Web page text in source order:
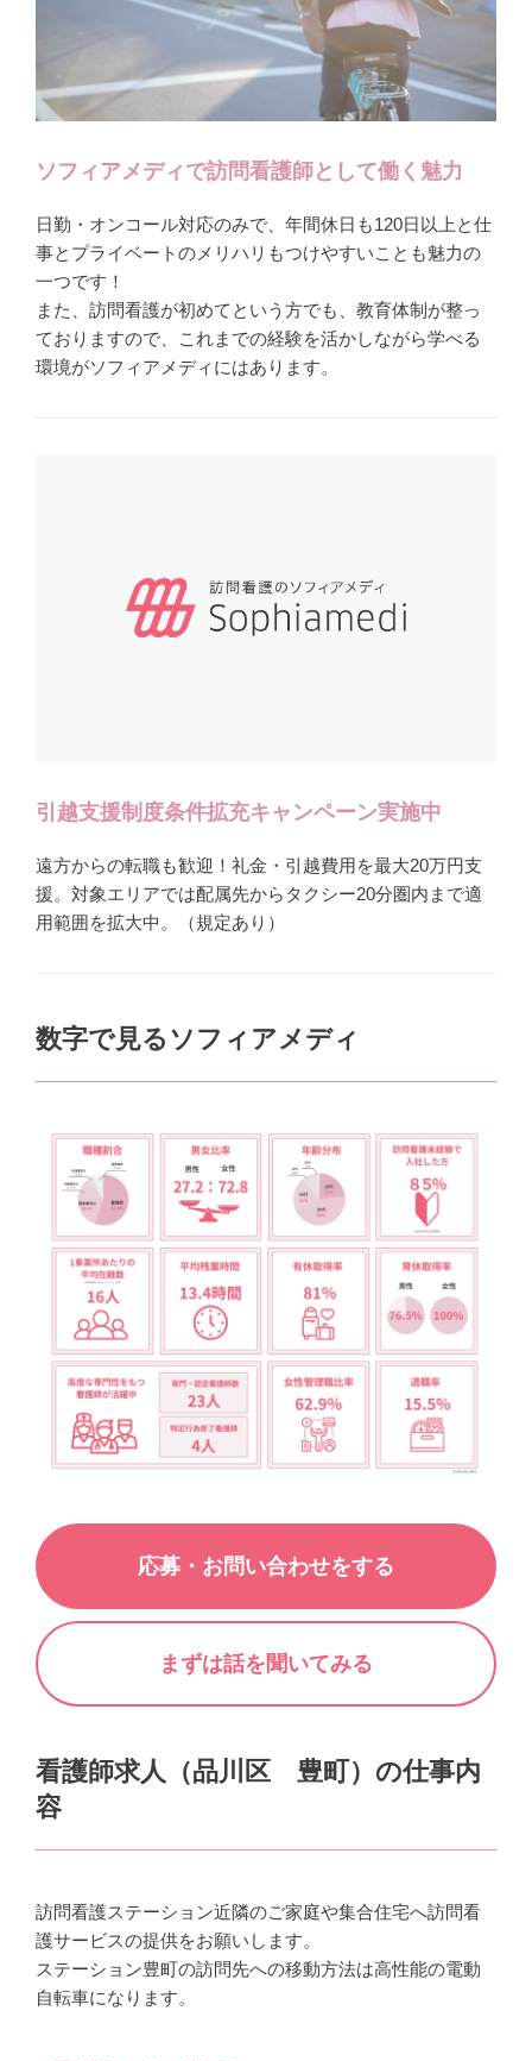
ソフィアメディで訪問看護師として働く魅力
日勤・オンコール対応のみで、年間休日も120日以上と仕
事とプライベートのメリハリもつけやすいことも魅力の
一つです！
また、訪問看護が初めてという方でも、教育体制が整っ
ておりますので、これまでの経験を活かしながら学べる
環境がソフィアメディにはあります。
引越支援制度条件拡充キャンペーン実施中
遠方からの転職も歓迎！礼金・引越費用を最大20万円支
援。対象エリアでは配属先からタクシー20分圏内まで適
用範囲を拡大中。（規定あり）
数字で見るソフィアメディ
応募・お問い合わせをする
まずは話を聞いてみる
看護師求人（品川区 豊町）の仕事内
容
訪問看護ステーション近隣のご家庭や集合住宅へ訪問看
護サービスの提供をお願いします。
ステーション豊町の訪問先への移動方法は高性能の電動
自転車になります。